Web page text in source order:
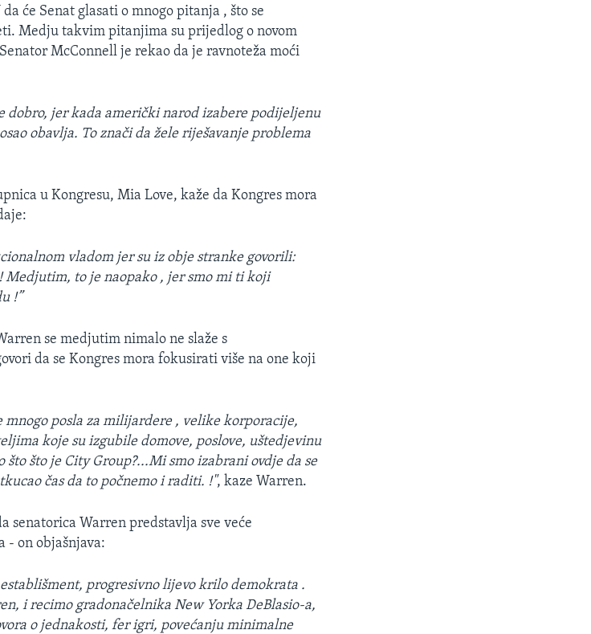
će Senat glasati o mnogo pitanja , što se
Medju takvim pitanjima su prijedlog o novom
McConnell je rekao da je ravnoteža moći
dobro, jer kada američki narod izabere podijeljenu
obavlja. To znači da žele riješavanje problema
u Kongresu, Mia Love, kaže da Kongres mora
vladom jer su iz obje stranke govorili:
Medjutim, to je naopako , jer smo mi ti koji
!”
se medjutim nimalo ne slaže s
da se Kongres mora fokusirati više na one koji
mnogo posla za milijardere , velike korporacije,
koje su izgubile domove, poslove, uštedjevinu
što je City Group?...Mi smo izabrani ovdje da se
čas da to počnemo i raditi. !", kaze Warren.
senatorica Warren predstavlja sve veće
- on objašnjava:
progresivno lijevo krilo demokrata .
i recimo gradonačelnika New Yorka DeBlasio-a,
o jednakosti, fer igri, povećanju minimalne